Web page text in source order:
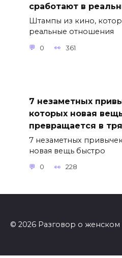
сработают в
Штампы из кино,
реальные отношения
0 361
7 незаметных
которых новая
превращается в
7 незаметных
новая вещь быстро
0 228
© 2026 Разговор о женском